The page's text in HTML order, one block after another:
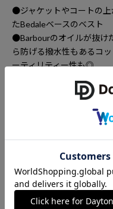
●ジャケットやコートの
たBedaleベースのベスト
●Barbourのオイルが抜け
ら防げる撥水性もあるコ
ーティリティー性も◎
●チンフラップの装備で
げ、男前を演出可能なデ
●Barbourの代表的なディ
ットボタン、コットンチ
BORROWDALEにつ
⚫︎BORROWDALEは名品